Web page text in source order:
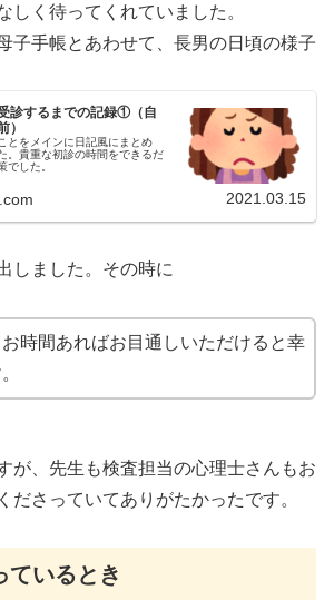
しく待ってくれていました。
子手帳とあわせて、長男の日頃の様子
診するまでの記録①（自
）
とをメインに日記風にまとめ
。貴重な初診の時間をできるだ
でした。
2021.03.15
しました。その時に
お時間あればお目通しいただけると幸
が、先生も検査担当の心理士さんもお
ださっていてありがたかったです。
ているとき